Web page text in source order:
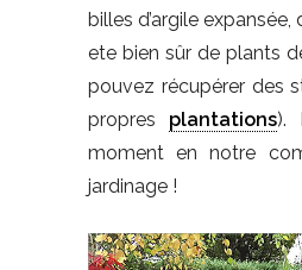
billes d’argile expansée,
ete bien sûr de plants
pouvez récupérer des
propres plantations).
moment en notre
jardinage !